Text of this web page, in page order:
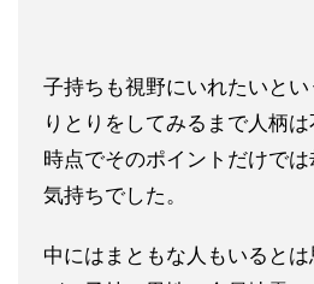
子持ちも視野にいれたいと
りとりをしてみる まで人柄
時点でそのポイントだけでは
気持ちでした。
中にはまともな人もいると